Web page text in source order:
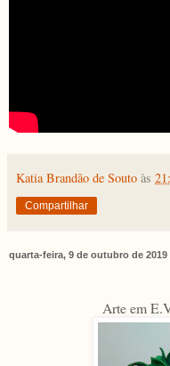
Katia Brandão de Souto às
Compartilhar
quarta-feira, 9 de outubro de 2019
Arte em